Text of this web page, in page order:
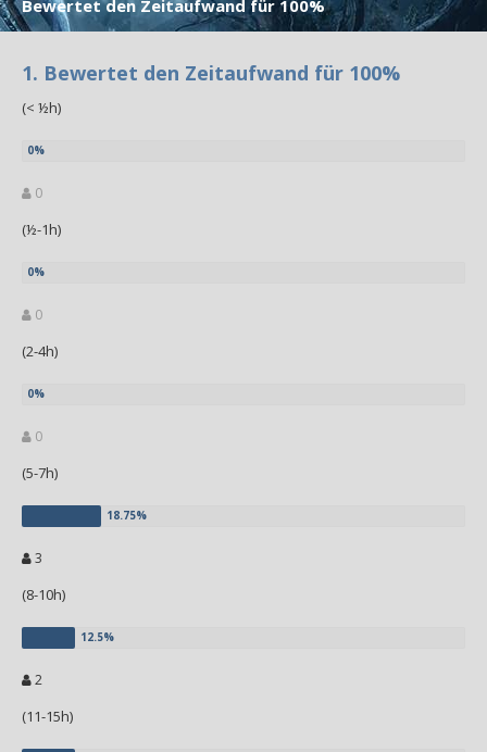
Bewertet den Zeitaufwand für 100%
1. Bewertet den Zeitaufwand für 100%
(< ½h)
0
(½-1h)
0
(2-4h)
0
(5-7h)
3
(8-10h)
2
(11-15h)